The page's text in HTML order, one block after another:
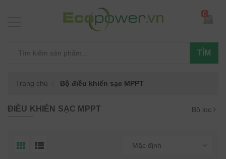
TÌM
0
Trang chủ Bộ điều khiển sạc MPPT
ĐIỀU KHIỂN SẠC MPPT Bộ lọc
Mặc định